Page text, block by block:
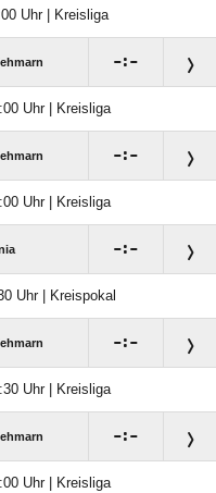
Uhr | Kreisliga
:
Uhr | Kreisliga
:
Uhr | Kreisliga
:
Uhr | Kreispokal
:
Uhr | Kreisliga
:
Uhr | Kreisliga